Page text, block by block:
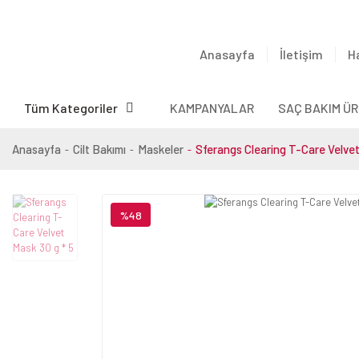
Anasayfa İletişim
Tüm Kategoriler KAMPANYALAR SAÇ BAKIM
Anasayfa Cilt Bakımı Maskeler Sferangs Clearing T-Care
%48